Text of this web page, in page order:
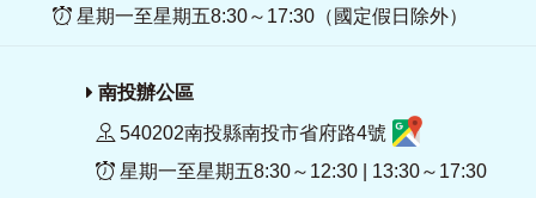
星期一至星期五8:30～17:30（國定假日除外）
南投辦公區
540202南投縣南投市省府路4號
星期一至星期五8:30～12:30 | 13:30～17:30